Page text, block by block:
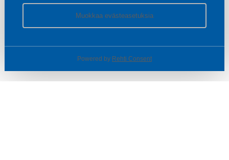
Muokkaa evästeasetuksia
Powered by Rehti Consent